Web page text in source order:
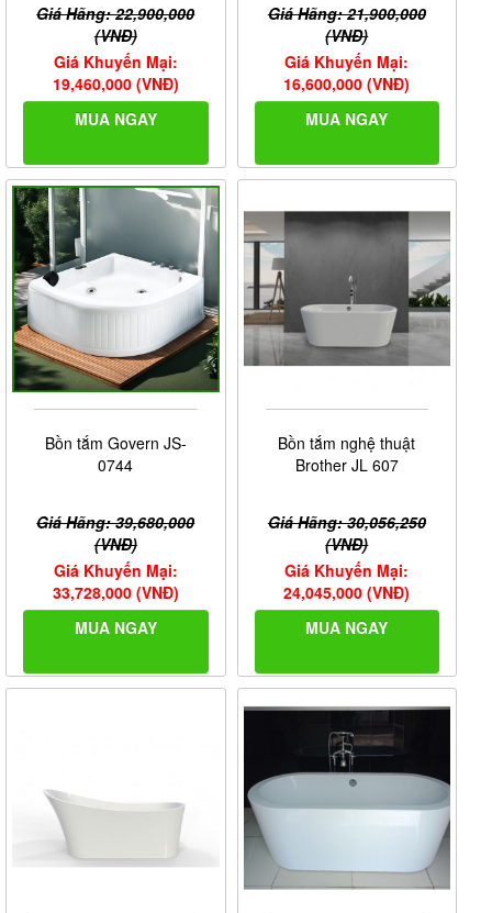
Giá Hãng: 22,900,000
(VNĐ)
Giá Khuyến Mại:
19,460,000 (VNĐ)
MUA NGAY
Giá Hãng: 21,900,000
(VNĐ)
Giá Khuyến Mại:
16,600,000 (VNĐ)
MUA NGAY
Bồn tắm Govern JS-
0744
Giá Hãng: 39,680,000
(VNĐ)
Giá Khuyến Mại:
33,728,000 (VNĐ)
MUA NGAY
Bồn tắm nghệ thuật
Brother JL 607
Giá Hãng: 30,056,250
(VNĐ)
Giá Khuyến Mại:
24,045,000 (VNĐ)
MUA NGAY